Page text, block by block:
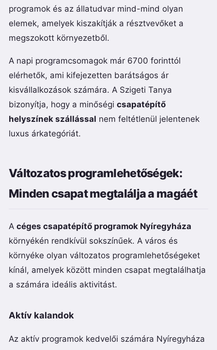
programok és az állatudvar mind-mind olyan
elemek, amelyek kiszakítják a résztvevőket a
megszokott környezetből.
A napi programcsomagok már 6700 forinttól
elérhetők, ami kifejezetten barátságos ár
kisvállalkozások számára. A Szigeti Tanya
bizonyítja, hogy a minőségi csapatépítő
helyszínek szállással nem feltétlenül jelentenek
luxus árkategóriát.
Változatos programlehetőségek:
Minden csapat megtalálja a magáét
A céges csapatépítő programok Nyíregyháza
környékén rendkívül sokszínűek. A város és
környéke olyan változatos programlehetőségeket
kínál, amelyek között minden csapat megtalálhatja
a számára ideális aktivitást.
Aktív kalandok
Az aktív programok kedvelői számára Nyíregyháza